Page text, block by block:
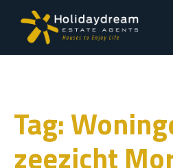
Tag:
zeezicht